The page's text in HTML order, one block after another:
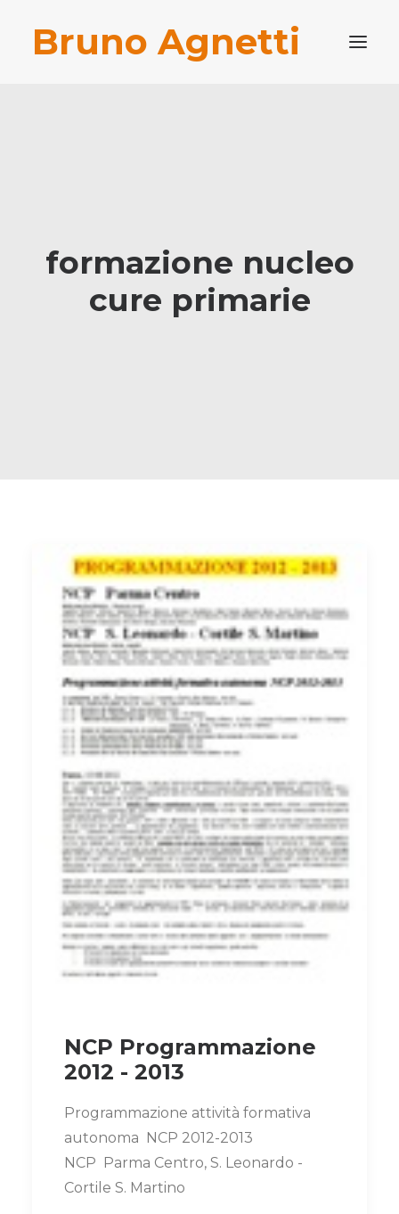
Bruno Agnetti
formazione nucleo
cure primarie
NCP Programmazione
2012 - 2013
Programmazione attività formativa
autonoma NCP 2012-2013
NCP Parma Centro, S. Leonardo -
Cortile S. Martino